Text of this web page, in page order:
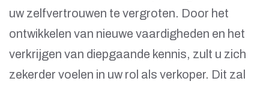
uw zelfvertrouwen te vergroten. Door het
ontwikkelen van nieuwe vaardigheden en het
verkrijgen van diepgaande kennis, zult u zich
zekerder voelen in uw rol als verkoper. Dit zal